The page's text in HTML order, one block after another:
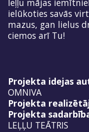
leļļu mājas
ielūkoties savās
mazus, gan lielus
ciemos arī Tu!
Projekta idejas
OMNIVA
Projekta
Projekta
LEĻĻU TEĀTRIS